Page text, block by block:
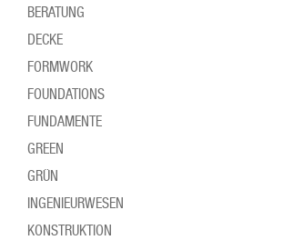
BERATUNG
DECKE
FORMWORK
FOUNDATIONS
FUNDAMENTE
GREEN
GRÜN
INGENIEURWESEN
KONSTRUKTION